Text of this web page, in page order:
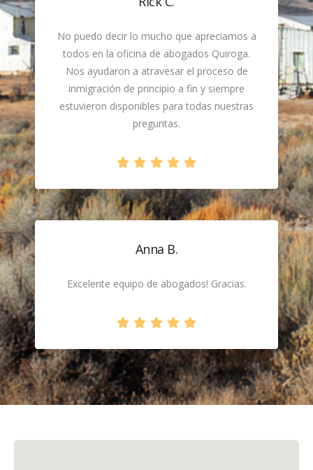
No puedo decir lo mucho que apreciamos a
todos en la oficina de abogados Quiroga.
Nos ayudaron a atravesar el proceso de
inmigración de principio a fin y siempre
estuvieron disponibles para todas nuestras
preguntas.
Anna B.
Excelente equipo de abogados! Gracias.